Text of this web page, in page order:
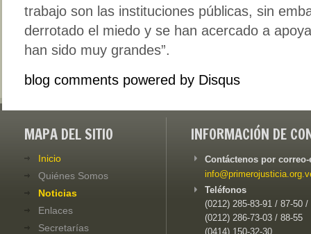
trabajo son las instituciones públicas, sin
derrotado el miedo y se han acercado a
han sido muy grandes”.
blog comments powered by Disqus
MAPA DEL SITIO
Inicio
Quiénes Somos
Noticias
Enlaces
Secretarías
INFORMACIÓN DE
Contáctenos por
Teléfonos
(0212) 285-83-91 / 87-50 /
(0212) 286-73-03 / 88-55
(0414) 150-32-30